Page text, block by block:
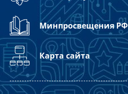
Минпросвещения РФ
Карта сайта